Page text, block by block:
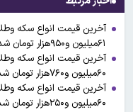
۶۱میلیون و۹۵۰هزار تومان شد
۶۰میلیون و۷۶۰هزار تومان شد
۶۰میلیون و۲۵۰هزار تومان شد